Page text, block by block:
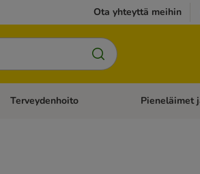
Ota yhteyttä meihin
Avaa kategoriavalikko: Kissan tarvikkeet
Terveydenhoito Avaa
Pieneläimet